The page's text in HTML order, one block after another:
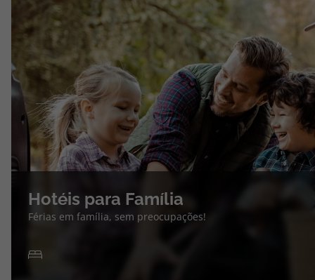
Hotéis para Família
Férias em família, sem preocupações!